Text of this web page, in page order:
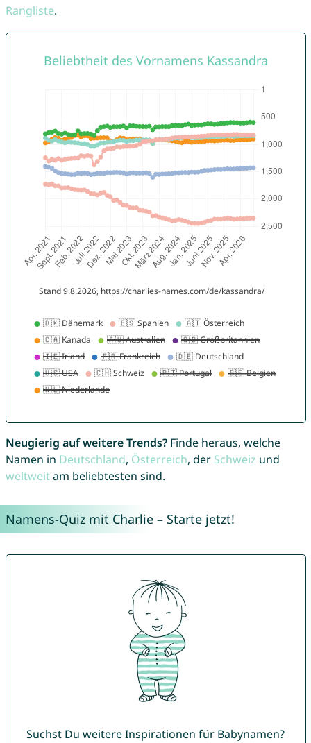
Rangliste.
Neugierig auf weitere Trends?Finde heraus, welche
Namen in Deutschland, Österreich, der Schweiz und
weltweitam beliebtesten sind.
Namens-Quiz mit Charlie – Starte jetzt!
Suchst Du weitere Inspirationen für Babynamen?